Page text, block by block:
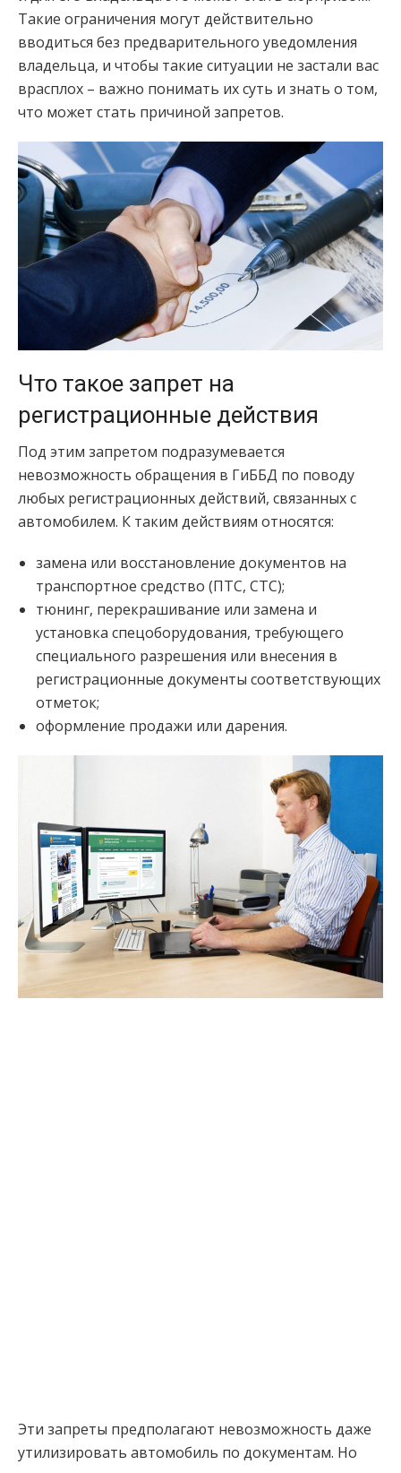
Такие ограничения могут действительно
вводиться без предварительного уведомления
владельца, и чтобы такие ситуации не застали вас
врасплох – важно понимать их суть и знать о том,
что может стать причиной запретов.
Что такое запрет на
регистрационные действия
Под этим запретом подразумевается
невозможность обращения в ГиББД по поводу
любых регистрационных действий, связанных с
автомобилем. К таким действиям относятся:
замена или восстановление документов на
транспортное средство (ПТС, СТС);
тюнинг, перекрашивание или замена и
установка спецоборудования, требующего
специального разрешения или внесения в
регистрационные документы соответствующих
отметок;
оформление продажи или дарения.
Эти запреты предполагают невозможность даже
утилизировать автомобиль по документам. Но